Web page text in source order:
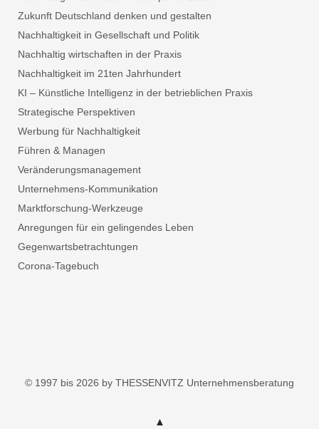
Zukunft Deutschland denken und gestalten
Nachhaltigkeit in Gesellschaft und Politik
Nachhaltig wirtschaften in der Praxis
Nachhaltigkeit im 21ten Jahrhundert
KI – Künstliche Intelligenz in der betrieblichen Praxis
Strategische Perspektiven
Werbung für Nachhaltigkeit
Führen & Managen
Veränderungsmanagement
Unternehmens-Kommunikation
Marktforschung-Werkzeuge
Anregungen für ein gelingendes Leben
Gegenwartsbetrachtungen
Corona-Tagebuch
© 1997 bis 2026 by THESSENVITZ Unternehmensberatung